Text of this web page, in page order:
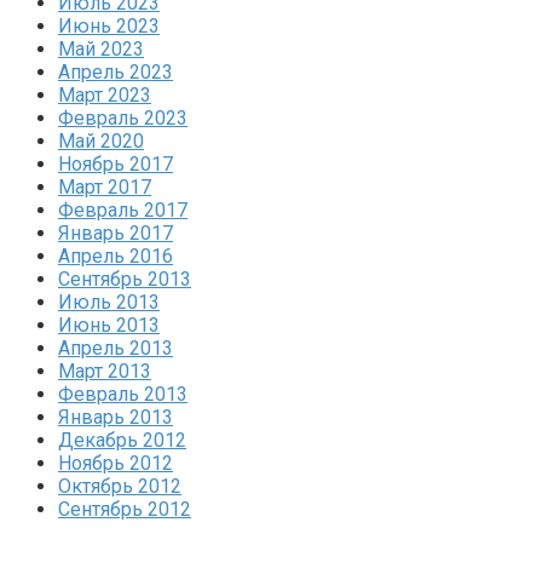
Июнь 2023
Май 2023
Апрель 2023
Март 2023
Февраль 2023
Май 2020
Ноябрь 2017
Март 2017
Февраль 2017
Январь 2017
Апрель 2016
Сентябрь 2013
Июль 2013
Июнь 2013
Апрель 2013
Март 2013
Февраль 2013
Январь 2013
Декабрь 2012
Ноябрь 2012
Октябрь 2012
Сентябрь 2012